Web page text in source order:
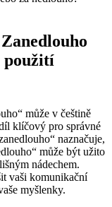
použití
může v češtině
klíčový pro správné
naznačuje,
může být užito
nádechem.
vaši komunikační
myšlenky.